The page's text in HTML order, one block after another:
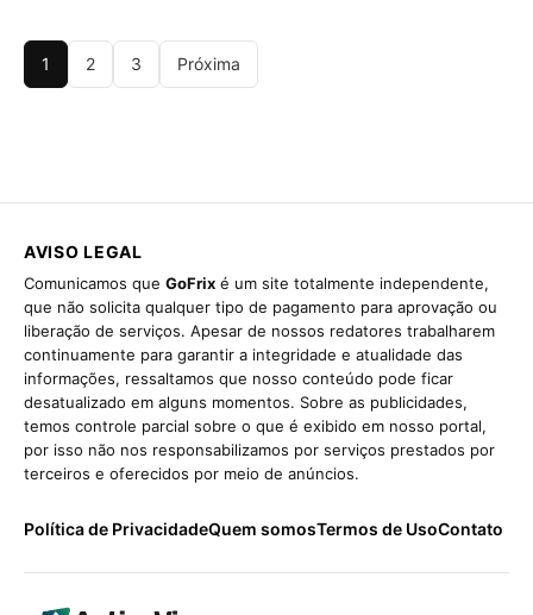
1 2 3 Próxima
AVISO LEGAL
Comunicamos que GoFrix é um site totalmente independente,
que não solicita qualquer tipo de pagamento para aprovação ou
liberação de serviços. Apesar de nossos redatores trabalharem
continuamente para garantir a integridade e atualidade das
informações, ressaltamos que nosso conteúdo pode ficar
desatualizado em alguns momentos. Sobre as publicidades,
temos controle parcial sobre o que é exibido em nosso portal,
por isso não nos responsabilizamos por serviços prestados por
terceiros e oferecidos por meio de anúncios.
Política de PrivacidadeQuem somosTermos de UsoContato